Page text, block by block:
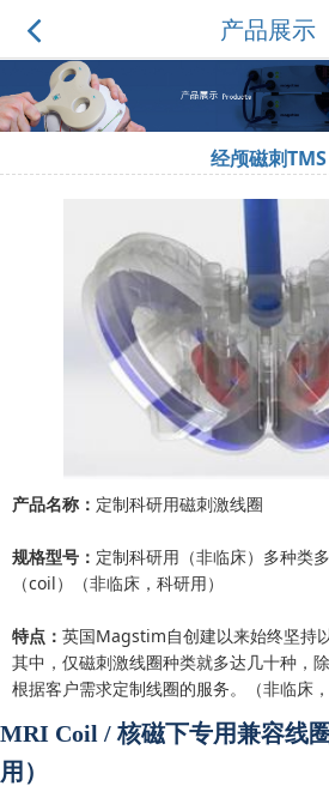
产品展示
经颅磁刺TMS
产品名称： 定制科研用磁刺激线圈
规格型号： 定制科研用（非临床）多种类
（coil）（非临床，科研用）
特点： 英国Magstim自创建以来始终坚持
其中，仅磁刺激线圈种类就多达几十种，
根据客户需求定制线圈的服务。（非临床，
MRI Coil / 核磁下专用兼容线
用）